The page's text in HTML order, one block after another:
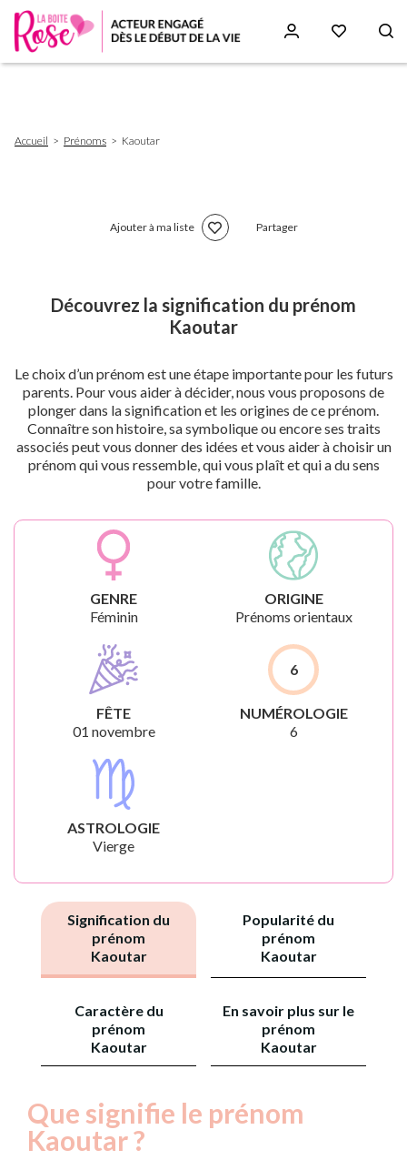
d'Ariane
Accueil Prénoms Kaoutar
Ajouter à ma liste Partager
Découvrez la signification du prénom
Kaoutar
Le choix d’un prénom est une étape importante pour les futurs
parents. Pour vous aider à décider, nous vous proposons de
plonger dans la signification et les origines de ce prénom.
Connaître son histoire, sa symbolique ou encore ses traits
associés peut vous donner des idées et vous aider à choisir un
prénom qui vous ressemble, qui vous plaît et qui a du sens
pour votre famille.
GENRE
Féminin
ORIGINE
Prénoms orientaux
FÊTE
01 novembre
6
NUMÉROLOGIE
6
ASTROLOGIE
Vierge
Signification du
prénom
Kaoutar
Popularité du
prénom
Kaoutar
Caractère du
prénom
Kaoutar
En savoir plus sur le
prénom
Kaoutar
Que signifie le prénom
Kaoutar ?